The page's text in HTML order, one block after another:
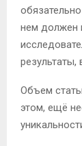
нем должен
Объем
этом, ещё